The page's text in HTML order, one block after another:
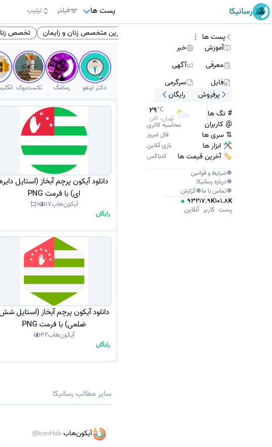
رسانیکا پست ها فیلتر ترتیب
کتاب انگلیسی بهترین متخصص زنان و زایمان تخصص
دکتر اینفو رسامَگ تکست‌بوک
دانلود آیکون پرچم آبخاز (استایل دایره
ای) با فرمت PNG
آیکون‌هاب17
1
رایگان
دانلود آیکون پرچم آبخاز (استایل
ضلعی) با فرمت PNG
آیکون‌هاب42
رایگان
سایر مطالب رسانیکا
آیکون‌هاب @IconHub
پست ها
آموزش
خبر
معرفی
آگهی
فایل
سرگرمی
پرفروش رایگان
# تگ ها 34°C
تهران، امروز @ کاربران محاسبه کالری
⇅ سری ها فال امروز
🛠 ابزار ها بازی آنلاین
🏷️ آخرین قیمت ها
کدباکس
●شرایط و قوانین
●دربارهرسانیکا
●تماس با ما●گزارش
101.8K
پست
17.9K
کاربر
932
آنلاین